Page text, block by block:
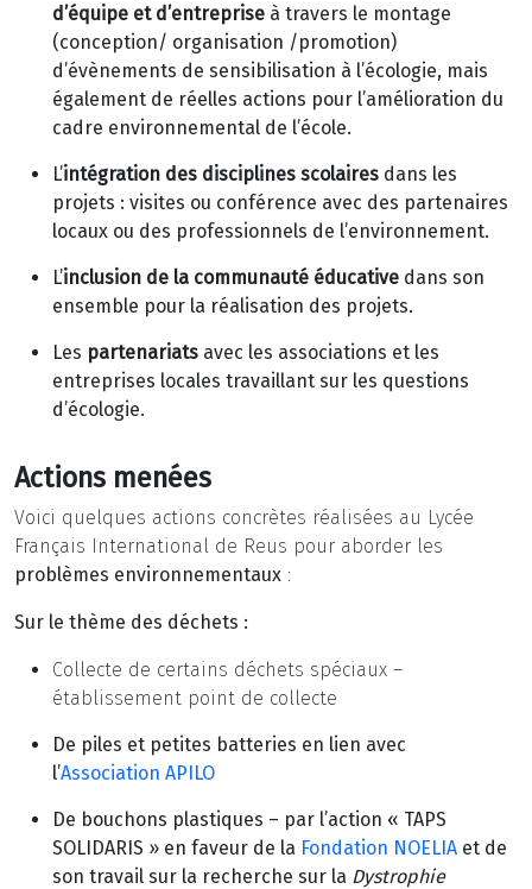
d’équipe et d’entreprise à travers le montage
(conception/ organisation /promotion)
d’évènements de sensibilisation à l’écologie, mais
également de réelles actions pour l’amélioration du
cadre environnemental de l’école.
L’intégration des disciplines scolaires dans les
projets : visites ou conférence avec des partenaires
locaux ou des professionnels de l’environnement.
L’inclusion de la communauté éducative dans son
ensemble pour la réalisation des projets.
Les partenariats avec les associations et les
entreprises locales travaillant sur les questions
d’écologie.
Actions menées
Voici quelques actions concrètes réalisées au Lycée
Français International de Reus pour aborder les
problèmes environnementaux :
Sur le thème des déchets :
Collecte de certains déchets spéciaux –
établissement point de collecte
De piles et petites batteries en lien avec
l’Association APILO
De bouchons plastiques – par l’action « TAPS
SOLIDARIS » en faveur de la Fondation NOELIA et de
son travail sur la recherche sur la Dystrophie